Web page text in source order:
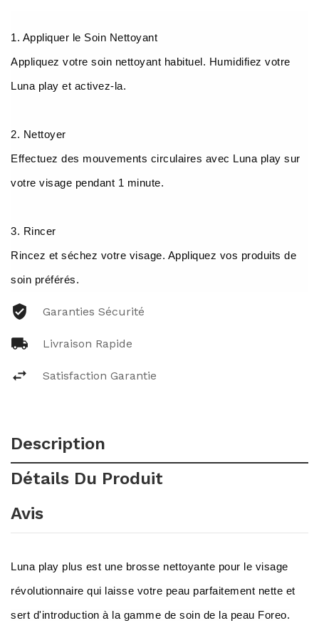
1. Appliquer le Soin Nettoyant
Appliquez votre soin nettoyant habituel. Humidifiez votre
Luna play et activez-la.
2. Nettoyer
Effectuez des mouvements circulaires avec Luna play sur
votre visage pendant 1 minute.
3. Rincer
Rincez et séchez votre visage. Appliquez vos produits de
soin préférés.
Garanties Sécurité
Livraison Rapide
Satisfaction Garantie
Description
Détails Du Produit
Avis
Luna play plus est une brosse nettoyante pour le visage
révolutionnaire qui laisse votre peau parfaitement nette et
sert d'introduction à la gamme de soin de la peau Foreo.